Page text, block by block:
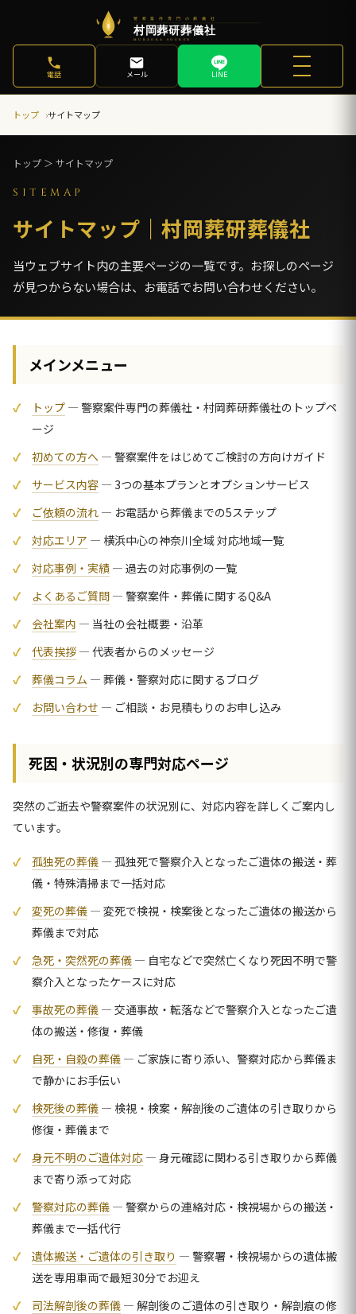
電話 メール LINE
トップ サイトマップ
トップ ＞ サイトマップ
SITEMAP
サイトマップ｜村岡葬研葬儀社
当ウェブサイト内の主要ページの一覧です。お探しのページ
が見つからない場合は、お電話でお問い合わせください。
メインメニュー
トップ — 警察案件専門の葬儀社・村岡葬研葬儀社のトップペ
ージ
初めての方へ — 警察案件をはじめてご検討の方向けガイド
サービス内容 — 3つの基本プランとオプションサービス
ご依頼の流れ — お電話から葬儀までの5ステップ
対応エリア — 横浜中心の神奈川全域 対応地域一覧
対応事例・実績 — 過去の対応事例の一覧
よくあるご質問 — 警察案件・葬儀に関するQ&A
会社案内 — 当社の会社概要・沿革
代表挨拶 — 代表者からのメッセージ
葬儀コラム — 葬儀・警察対応に関するブログ
お問い合わせ — ご相談・お見積もりのお申し込み
死因・状況別の専門対応ページ
突然のご逝去や警察案件の状況別に、対応内容を詳しくご案内し
ています。
孤独死の葬儀 — 孤独死で警察介入となったご遺体の搬送・葬
儀・特殊清掃まで一括対応
変死の葬儀 — 変死で検視・検案後となったご遺体の搬送から
葬儀まで対応
急死・突然死の葬儀 — 自宅などで突然亡くなり死因不明で警
察介入となったケースに対応
事故死の葬儀 — 交通事故・転落などで警察介入となったご遺
体の搬送・修復・葬儀
自死・自殺の葬儀 — ご家族に寄り添い、警察対応から葬儀ま
で静かにお手伝い
検死後の葬儀 — 検視・検案・解剖後のご遺体の引き取りから
修復・葬儀まで
身元不明のご遺体対応 — 身元確認に関わる引き取りから葬儀
まで寄り添って対応
警察対応の葬儀 — 警察からの連絡対応・検視場からの搬送・
葬儀まで一括代行
遺体搬送・ご遺体の引き取り — 警察署・検視場からの遺体搬
送を専用車両で最短30分でお迎え
司法解剖後の葬儀 — 解剖後のご遺体の引き取り・解剖痕の修